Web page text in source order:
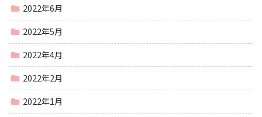
2022年6月
2022年5月
2022年4月
2022年2月
2022年1月